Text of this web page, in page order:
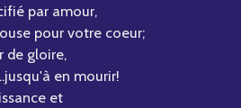
par amour,
pour votre coeur;
de gloire,
en mourir!
et